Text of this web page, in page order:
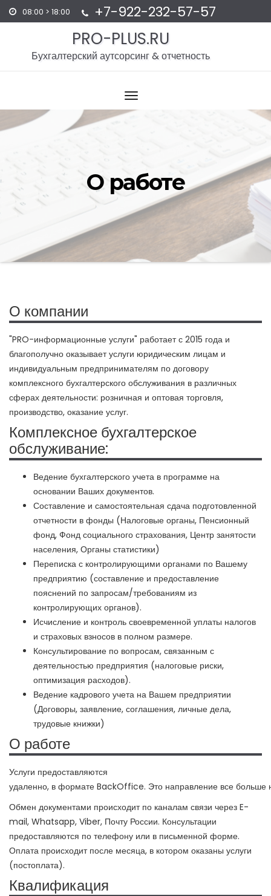
08:00 > 18:00 +7-922-232-57-57
PRO-PLUS.RU
Бухгалтерский аутсорсинг & отчетность
О работе
О компании
"PRO-информационные услуги" работает с 2015 года и
благополучно оказывает услуги юридическим лицам и
индивидуальным предпринимателям по договору
комплексного бухгалтерского обслуживания в различных
сферах деятельности: розничная и оптовая торговля,
производство, оказание услуг.
Комплексное бухгалтерское
обслуживание:
Ведение бухгалтерского учета в программе на
основании Ваших документов.
Составление и самостоятельная сдача подготовленной
отчетности в фонды (Налоговые органы, Пенсионный
фонд, Фонд социального страхования, Центр занятости
населения, Органы статистики)
Переписка с контролирующими органами по Вашему
предприятию (составление и предоставление
пояснений по запросам/требованиям из
контролирующих органов).
Исчисление и контроль своевременной уплаты налогов
и страховых взносов в полном размере.
Консультирование по вопросам, связанным с
деятельностью предприятия (налоговые риски,
оптимизация расходов).
Ведение кадрового учета на Вашем предприятии
(Договоры, заявление, соглашения, личные дела,
трудовые книжки)
О работе
Услуги предоставляются
удаленно, в формате BackOffice. Это направление все больше
Обмен документами происходит по каналам связи через E-
mail, Whatsapp, Viber, Почту России. Консультации
предоставляются по телефону или в письменной форме.
Оплата происходит после месяца, в котором оказаны услуги
(постоплата).
Квалификация